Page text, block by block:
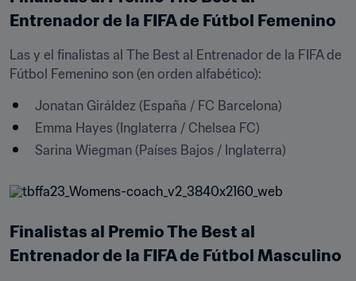
Entrenador de la FIFA de Fútbol Femenino
Las y el finalistas al The Best al Entrenador de la FIFA de
Fútbol Femenino son (en orden alfabético):
Jonatan Giráldez (España / FC Barcelona)
Emma Hayes (Inglaterra / Chelsea FC)
Sarina Wiegman (Países Bajos / Inglaterra)
Finalistas al Premio The Best al
Entrenador de la FIFA de Fútbol Masculino